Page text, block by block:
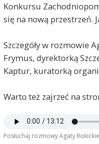
Konkursu
się na nową przestrzeń.
Szczegóły w rozmowie
Frymus, dyrektorką
Kaptur, kuratorką
Warto też zajrzeć na
Posłuchaj rozmowy Agaty